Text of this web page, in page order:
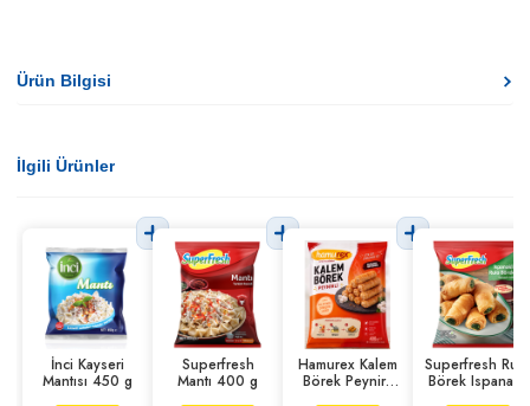
Ürün Bilgisi
İlgili Ürünler
İnci Kayseri
Mantısı 450 g
Superfresh
Mantı 400 g
Hamurex Kalem
Börek Peynirli
Superfresh Rulo
Börek Ispanaklı